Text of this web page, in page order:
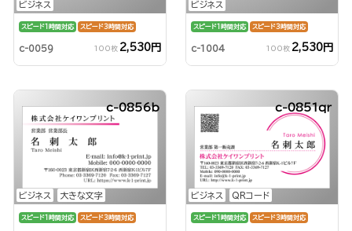
ビジネス
スピード1時間対応 スピード3時間対応
c-0059 100枚 2,530円
ビジネス
スピード1時間対応 スピード3時間対応
c-1004 100枚 2,530円
ビジネス 大きな文字
c-0856b
スピード1時間対応 スピード3時間対応
ビジネス QRコード
c-0851qr
スピード1時間対応 スピード3時間対応